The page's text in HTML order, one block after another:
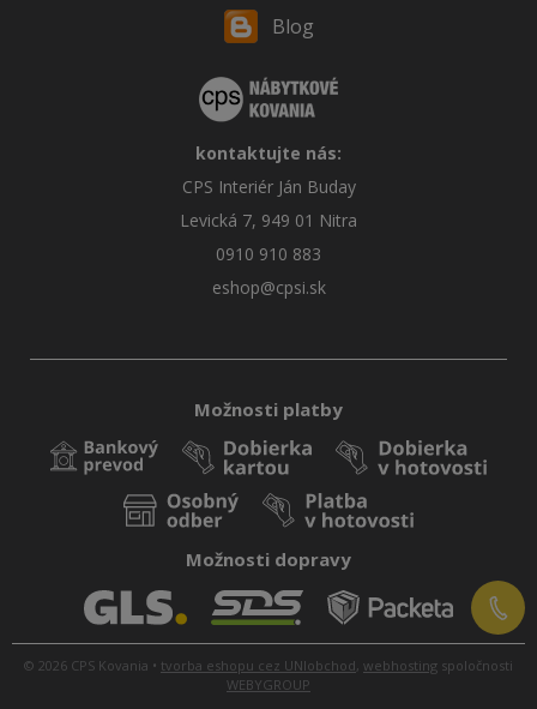
Blog
kontaktujte nás:
CPS Interiér Ján Buday
Levická 7, 949 01 Nitra
0910 910 883
eshop@cpsi.sk
Možnosti platby
Možnosti dopravy
© 2026 CPS Kovania • tvorba eshopu cez UNIobchod, webhosting spoločnosti
WEBYGROUP